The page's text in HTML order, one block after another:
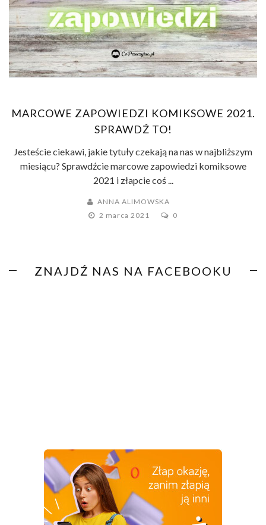
MARCOWE ZAPOWIEDZI KOMIKSOWE 2021.
SPRAWDŹ TO!
Jesteście ciekawi, jakie tytuły czekają na nas w najbliższym
miesiącu? Sprawdźcie marcowe zapowiedzi komiksowe
2021 i złapcie coś ...
ANNA ALIMOWSKA
2 marca 2021
0
ZNAJDŹ NAS NA FACEBOOKU